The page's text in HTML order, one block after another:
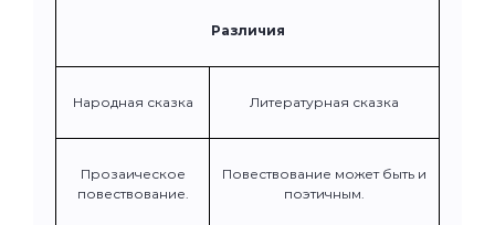
Различия
Народная сказка Литературная сказка
Прозаическое
повествование.
Повествование может быть и
поэтичным.